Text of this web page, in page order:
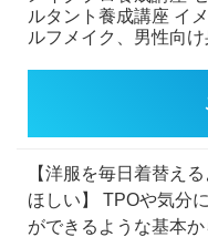
ルタント養成講座 イ
ルフメイク、男性向
【洋服を毎日着替え
ほしい】
TPOや気分
ができるような基本